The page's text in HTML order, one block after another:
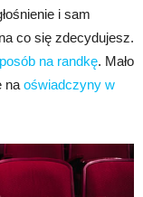
i sam
co się zdecydujesz.
na randkę. Mało
na oświadczyny w